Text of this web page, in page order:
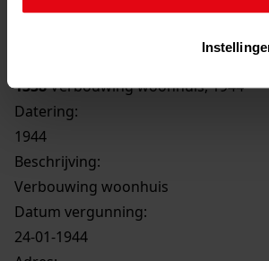
Inventaris
1338Verbouwing woonhuis, 1944
Datering:
1944
Beschrijving:
Verbouwing woonhuis
Datum vergunning:
24-01-1944